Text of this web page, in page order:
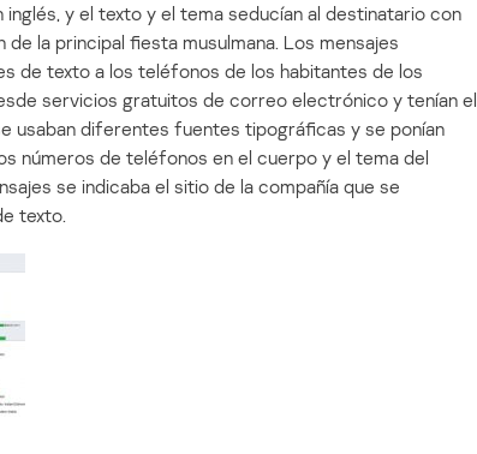
y el texto y el tema seducían al destinatario con
la principal fiesta musulmana. Los mensajes
de texto a los teléfonos de los habitantes de los
servicios gratuitos de correo electrónico y tenían el
usaban diferentes fuentes tipográficas y se ponían
números de teléfonos en el cuerpo y el tema del
se indicaba el sitio de la compañía que se
texto.